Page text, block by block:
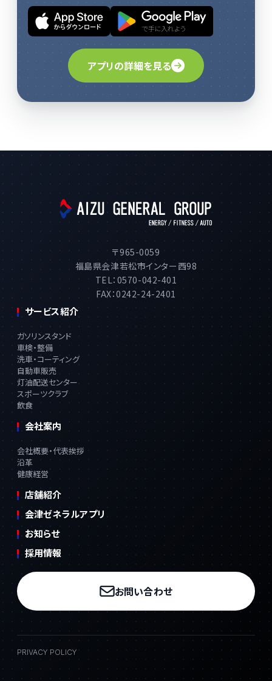
アプリの詳細を見る
〒965-0059
福島県会津若松市インター西98
TEL：0570-042-401
FAX：0242-24-2401
サービス紹介
ガソリンスタンド
車検・整備
洗車・コーティング
自動車販売
灯油配送センター
スポーツクラブ
飲食
会社案内
会社概要・代表挨拶
沿革
健康経営
店舗紹介
会津ゼネラルアプリ
お知らせ
採用情報
お問い合わせ
PRIVACY POLICY